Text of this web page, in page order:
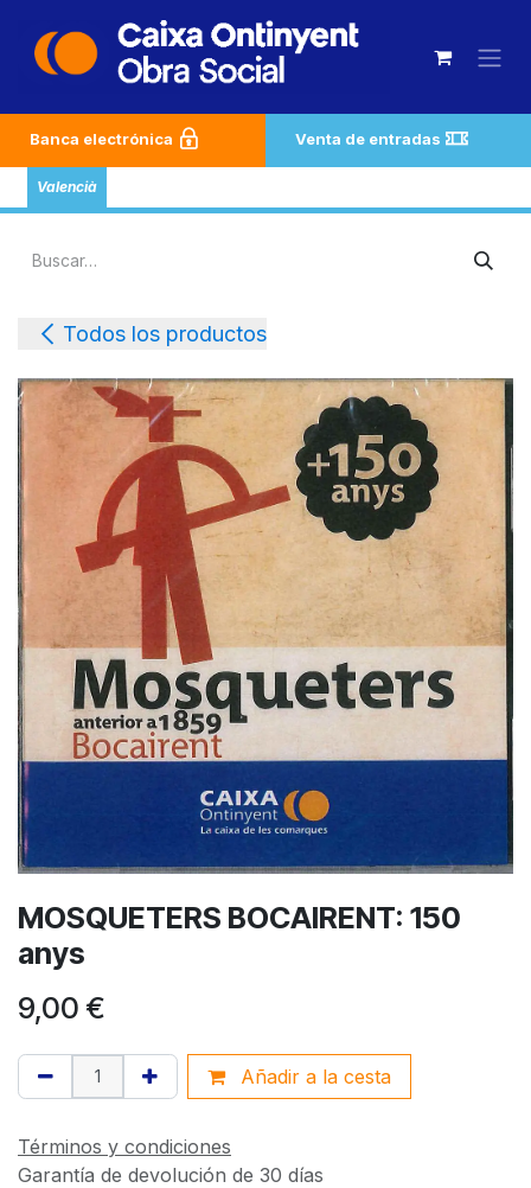
Banca electrónica Venta de entradas
Valencià
Todos los productos
MOSQUETERS BOCAIRENT: 150
anys
9,00 €
Añadir a la cesta
Términos y condiciones
Garantía de devolución de 30 días